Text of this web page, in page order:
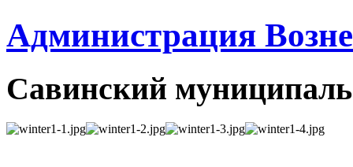
Администрация
Савинский